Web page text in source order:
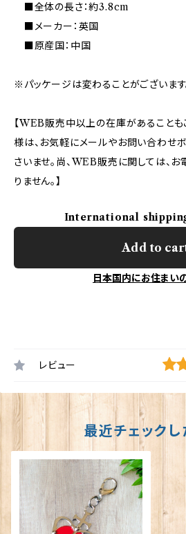
■全体の長さ：約3.8cm
■メーカー：英国
■原産国：中国
※パッケージは変わることがございます
【WEB販売中以上の在庫があることも
様は、お気軽にメールやお問い合わせ
さいませ。尚、WEB販売に関しては、
りません。】
International
Add to
日本国内にお住まい
レビュー
最近チェック